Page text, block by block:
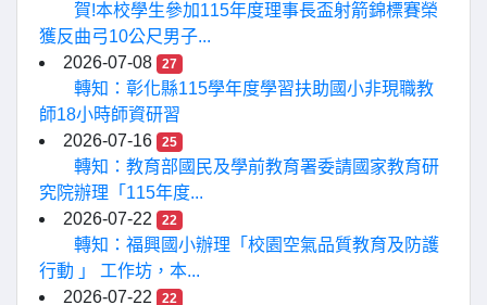
賀!本校學生參加115年度理事長盃射箭錦標賽榮
獲反曲弓10公尺男子...
2026-07-08
27
轉知：彰化縣115學年度學習扶助國小非現職教
師18小時師資研習
2026-07-16
25
轉知：教育部國民及學前教育署委請國家教育研
究院辦理「115年度...
2026-07-22
22
轉知：福興國小辦理「校園空氣品質教育及防護
行動 」 工作坊，本...
2026-07-22
22